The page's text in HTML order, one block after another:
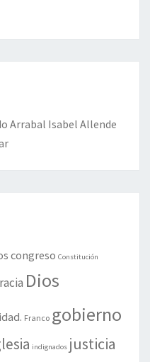
Arrabal Isabel Allende
congreso Constitución
Dios
Franco gobierno
indignados justicia